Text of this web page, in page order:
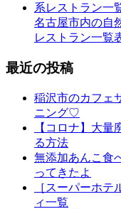
名古屋市内の自
レストラン一覧
最近の投稿
稲沢市のカフェ
ニング♡
【コロナ】大
る方法
無添加あんこ食
ってきたよ
［スーパーホ
ィ一覧